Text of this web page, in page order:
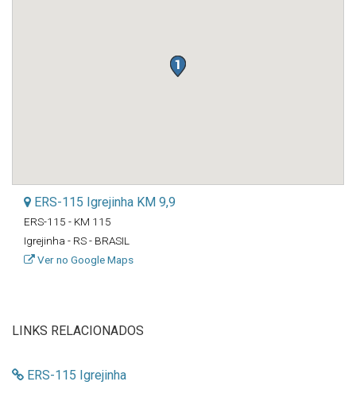
ERS-115 Igrejinha KM 9,9
ERS-115 - KM 115
Igrejinha - RS - BRASIL
Ver no Google Maps
LINKS RELACIONADOS
ERS-115 Igrejinha